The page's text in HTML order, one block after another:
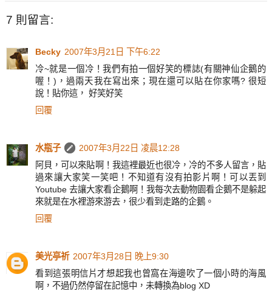
7 則留言:
Becky 2007年3月21日 下午6:22
冷~就是一個冷！我們有拍一個好笑的標誌(有關神仙企鵝的
喔！)，過兩天我在寫出來；現在還可以貼在你家嗎? 很短
說！貼你這， 好笑好笑
回覆
水瓶子
2007年3月22日 凌晨12:28
阿貝，可以來貼啊！我這裡最近也很冷，冷的不多人留言，貼
過來讓大家笑一笑吧！不知道有沒有拍影片啊！可以丟到
Youtube 去讓大家看企鵝啊！我每次去動物園看企鵝不是躲起
來就是在水裡游來游去，很少看到走路的企鵝。
回覆
美光亭祈 2007年3月28日 晚上9:30
看到這張明信片才想起我也曾窩在海邊吹了一個小時的海風
啊，不過仍然停留在記憶中，未轉換為blog XD